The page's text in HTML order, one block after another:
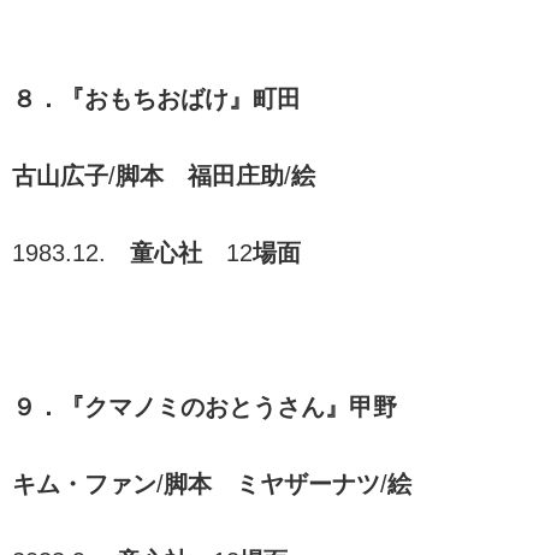
８．『おもちおばけ』町田
古山広子/脚本 福田庄助/絵
1983.12. 童心社 12場面
９．『クマノミのおとうさん』甲野
キム・ファン/脚本 ミヤザーナツ/絵